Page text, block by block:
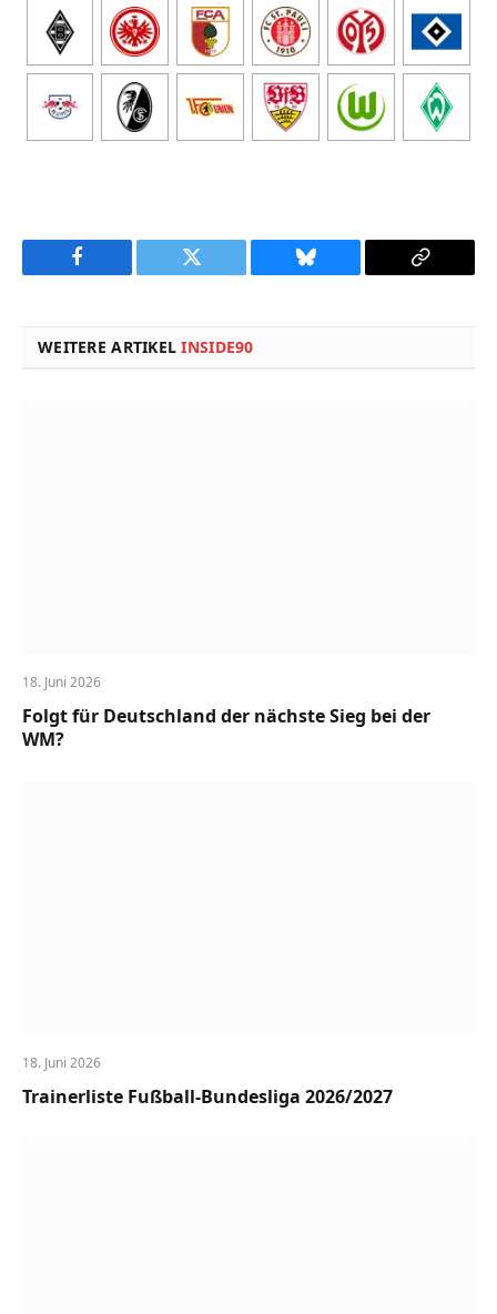
Facebook Twitter Bluesky
Copy
WEITERE ARTIKELINSIDE90
18. Juni 2026
Folgt für Deutschland der nächste Sieg bei der
WM?
18. Juni 2026
Trainerliste Fußball-Bundesliga 2026/2027